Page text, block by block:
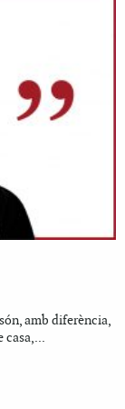
amb diferència,
casa,...